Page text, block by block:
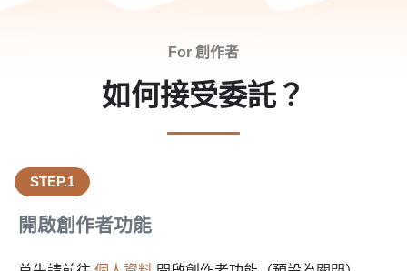
For 創作者
如何接受委託？
STEP.1
開啟創作者功能